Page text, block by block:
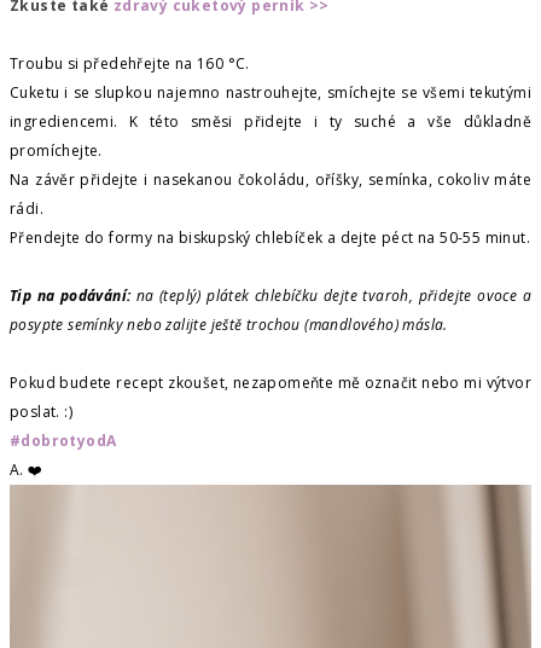
Zkuste také zdravý cuketový perník >>
Troubu si předehřejte na 160 °C.
Cuketu i se slupkou najemno nastrouhejte, smíchejte se všemi tekutými
ingrediencemi. K této směsi přidejte i ty suché a vše důkladně
promíchejte.
Na závěr přidejte i nasekanou čokoládu, oříšky, semínka, cokoliv máte
rádi.
Přendejte do formy na biskupský chlebíček a dejte péct na 50-55 minut.
Tip na podávání:na (teplý) plátek chlebíčku dejte tvaroh, přidejte ovoce a
posypte semínky nebo zalijte ještě trochou (mandlového) másla.
Pokud budete recept zkoušet, nezapomeňte mě označit nebo mi výtvor
poslat. :)
#dobrotyodA
A. ❤️